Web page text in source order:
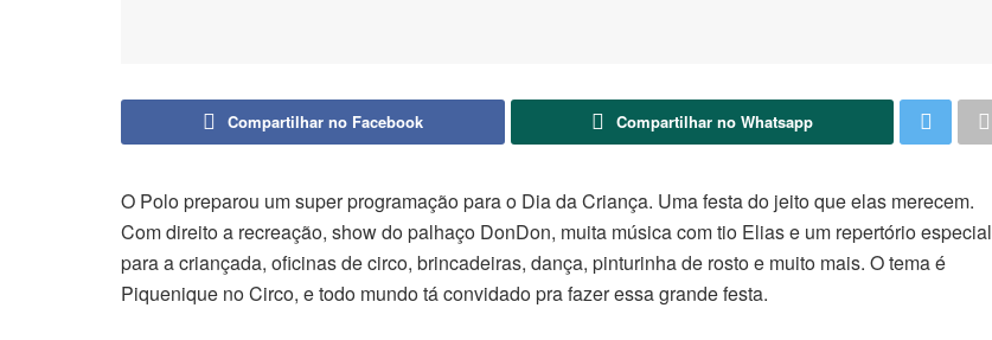
Compartilhar no Facebook Compartilhar no Whatsapp
O Polo preparou um super programação para o Dia da Criança. Uma festa do jeito que elas merecem.
Com direito a recreação, show do palhaço DonDon, muita música com tio Elias e um repertório especial
para a criançada, oficinas de circo, brincadeiras, dança, pinturinha de rosto e muito mais. O tema é
Piquenique no Circo, e todo mundo tá convidado pra fazer essa grande festa.